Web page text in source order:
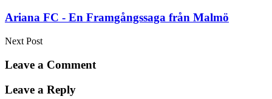
Ariana FC - En Framgångssaga från Malmö
Next Post
Leave a Comment
Leave a Reply